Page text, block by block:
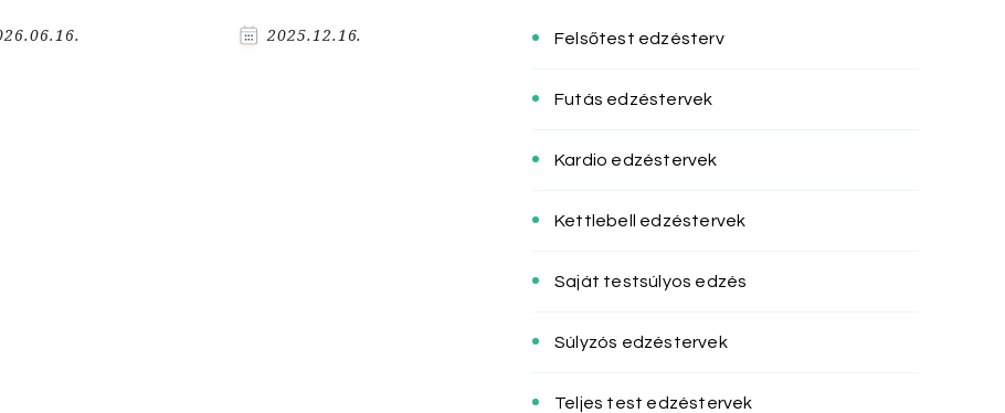
2025.12.16. Felsőtest edzésterv
Futás edzéstervek
Kardio edzéstervek
Kettlebell edzéstervek
Saját testsúlyos edzés
Súlyzós edzéstervek
Teljes test edzéstervek